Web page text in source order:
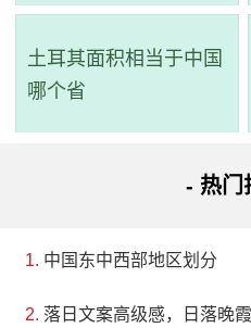
土耳其面积相当于中国
哪个省
- 热门
中国东中西部地区划分
落日文案高级感，日落晚